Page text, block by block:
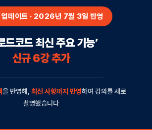
업데이트 · 2026년 7월 3일 반영
드코드 최신 주요 기능’
신규 6강 추가
을 반영해, 최신 사항까지 반영하여 강의를 새로
촬영했습니다